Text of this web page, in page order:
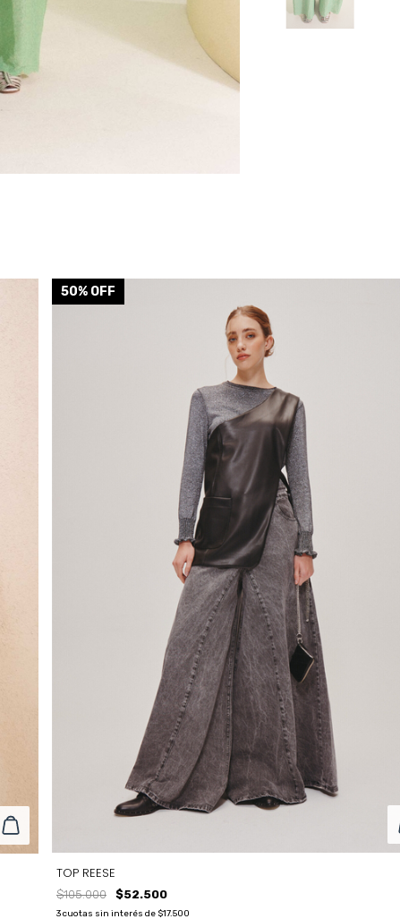
50% OFF
TOP REESE
$105.000 $52.500
3cuotas sin interés de $17.500